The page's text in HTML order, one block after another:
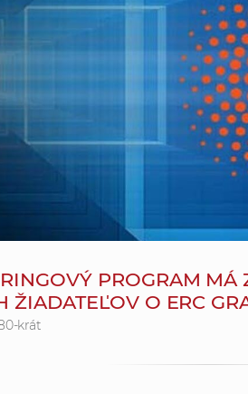
PROGRAM MÁ
ŽIADATEĽOV O ERC
krát